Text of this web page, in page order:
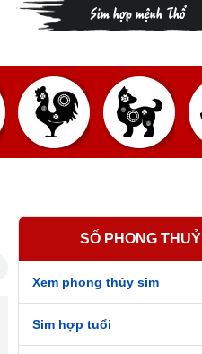
Sim hợp mệnh Thổ
SỐ PHONG THUỶ
Xem phong thủy sim
Sim hợp tuổi